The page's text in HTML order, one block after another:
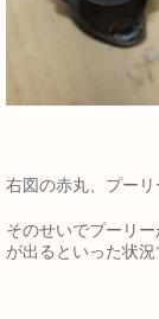
右図の赤丸、プーリ
そのせいでプーリ
が出るといった状況